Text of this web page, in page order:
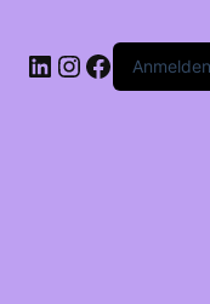
LinkedIn
Instagram
Anmelden